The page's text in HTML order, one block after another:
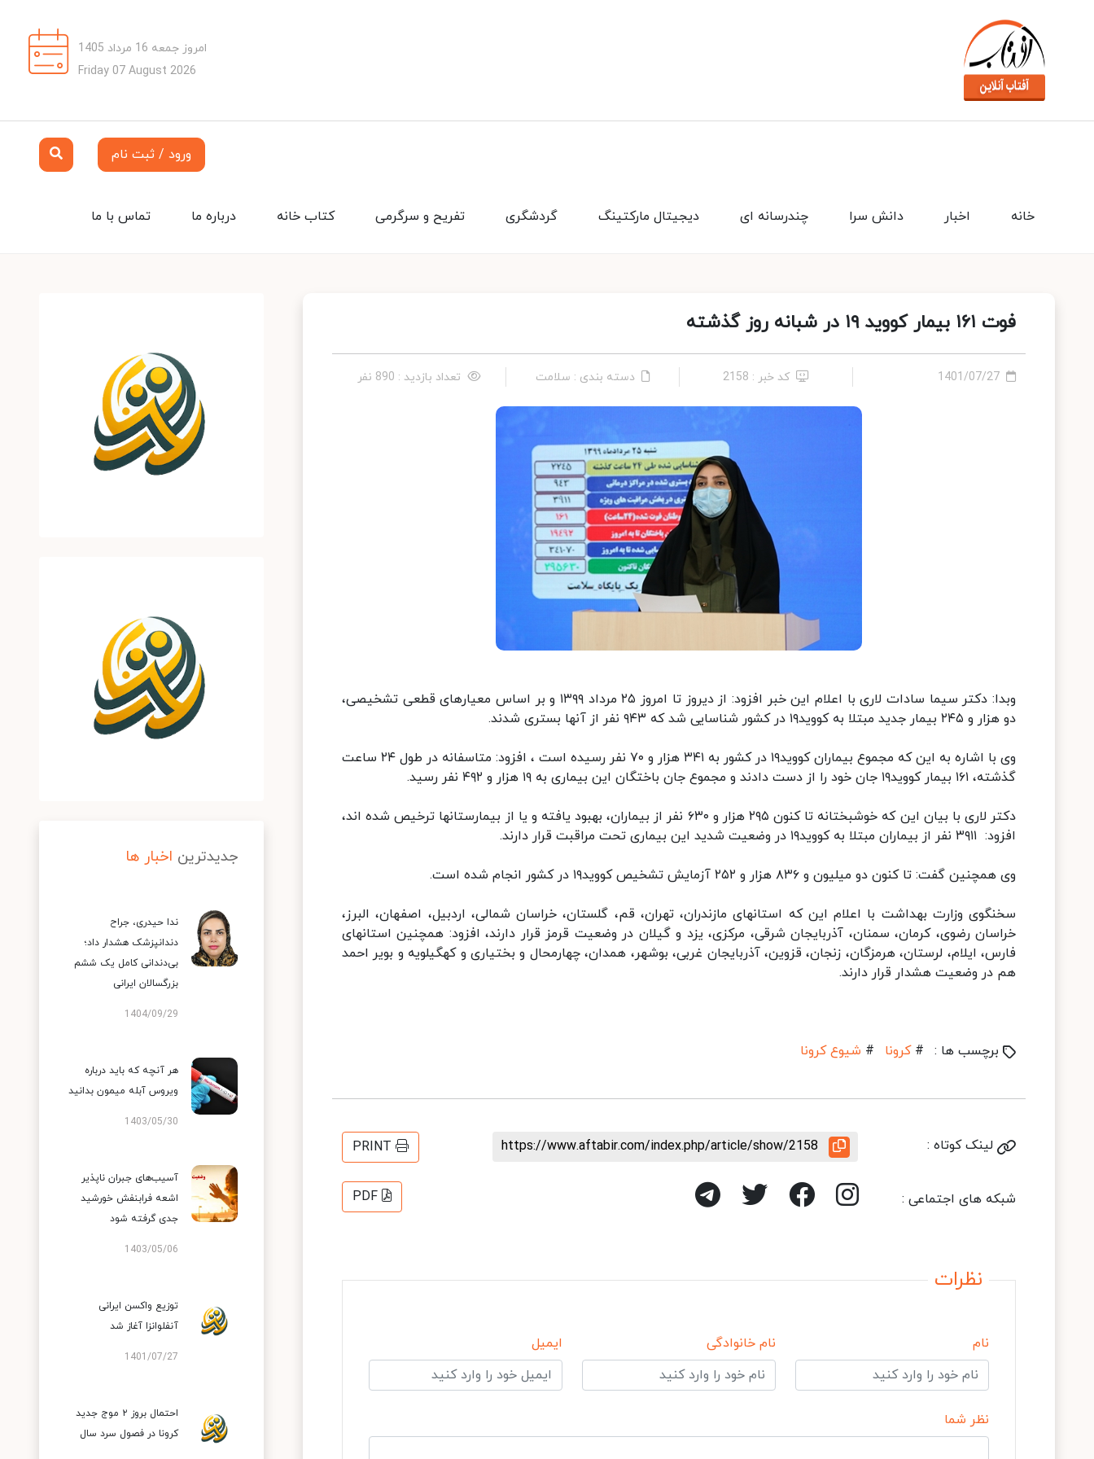
امروز جمعه 16 مرداد 1405
Friday 07 August 2026
ورود / ثبت نام
تماس با ما درباره ما کتاب خانه تفریح و سرگرمی گردشگری دیجیتال مارکتینگ چندرسانه ای دانش سرا اخبار خانه
فوت ۱۶۱ بیمار کووید ۱۹ در شبانه روز گذشته
1401/07/27 کد خبر : 2158 دسته بندی : سلامت تعداد بازدید : 890 نفر
وبدا: دکتر سیما سادات لاری با اعلام این خبر افزود: از دیروز تا امروز ۲۵ مرداد ۱۳۹۹ و بر اساس معیارهای قطعی تشخیصی،
دو هزار و ۲۴۵ بیمار جدید مبتلا به کووید۱۹ در کشور شناسایی شد که ۹۴۳ نفر از آنها بستری شدند.
وی با اشاره به این که مجموع بیماران کووید۱۹ در کشور به ۳۴۱ هزار و ۷۰ نفر رسیده است ، افزود: متاسفانه در طول ۲۴ ساعت
گذشته، ۱۶۱ بیمار کووید۱۹ جان خود را از دست دادند و مجموع جان باختگان این بیماری به ۱۹ هزار و ۴۹۲ نفر رسید.
دکتر لاری با بیان این که خوشبختانه تا کنون ۲۹۵ هزار و ۶۳۰ نفر از بیماران، بهبود یافته و یا از بیمارستانها ترخیص شده اند،
افزود: ۳۹۱۱ نفر از بیماران مبتلا به کووید۱۹ در وضعیت شدید این بیماری تحت مراقبت قرار دارند.
وی همچنین گفت: تا کنون دو میلیون و ۸۳۶ هزار و ۲۵۲ آزمایش تشخیص کووید۱۹ در کشور انجام شده است.
سخنگوی وزارت بهداشت با اعلام این که استانهای مازندران، تهران، قم، گلستان، خراسان شمالی، اردبیل، اصفهان، البرز،
خراسان رضوی، کرمان، سمنان، آذربایجان شرقی، مرکزی، یزد و گیلان در وضعیت قرمز قرار دارند، افزود: همچنین استانهای
فارس، ایلام، لرستان، هرمزگان، زنجان، قزوین، آذربایجان غربی، بوشهر، همدان، چهارمحال و بختیاری و کهگیلویه و بویر احمد
هم در وضعیت هشدار قرار دارند.
برچسب ها : # کرونا # شیوع کرونا
لینک کوتاه : https://www.aftabir.com/index.php/article/show/2158
PRINT
شبکه های اجتماعی : PDF
نظرات
نام نام خانوادگی ایمیل
نظر شما
جدیدترین اخبار ها
ندا حیدری، جراح
دندانپزشک هشدار داد؛
بی‌دندانی کامل یک ششم
بزرگسالان ایرانی
1404/09/29
هر آنچه که باید درباره
ویروس آبله میمون بدانید
1403/05/30
آسیب‌های جبران ناپذیر
اشعه فرابنفش خورشید
جدی گرفته شود
1403/05/06
توزیع واکسن ایرانی
آنفلوانزا آغاز شد
1401/07/27
احتمال بروز ۲ موج جدید
کرونا در فصول سرد سال